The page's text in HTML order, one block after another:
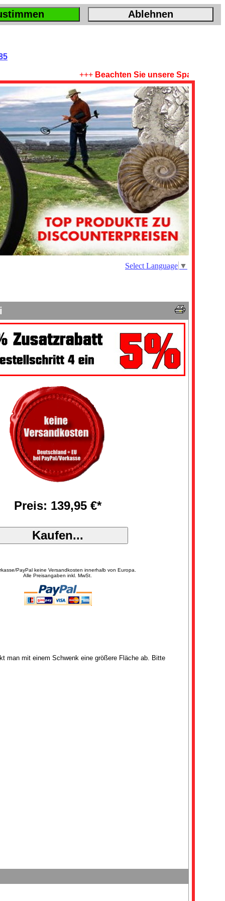
Ablehnen
Beachten Sie unsere Sparangebote !
Select Language ▼
Preis: 139,95 €*
PayPal keine Versandkosten innerhalb von Europa.
Alle Preisangaben inkl. MwSt.
man mit einem Schwenk eine größere Fläche ab. Bitte